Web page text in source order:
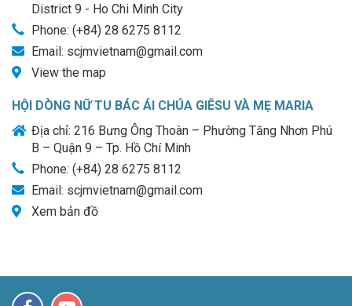
District 9 - Ho Chi Minh City
Phone: (+84) 28 6275 8112
Email: scjmvietnam@gmail.com
View the map
HỘI DÒNG NỮ TU BÁC ÁI CHÚA GIÊSU VÀ MẸ MARIA
Địa chỉ: 216 Bưng Ông Thoàn – Phường Tăng Nhơn Phú
B – Quận 9 – Tp. Hồ Chí Minh
Phone: (+84) 28 6275 8112
Email: scjmvietnam@gmail.com
Xem bản đồ